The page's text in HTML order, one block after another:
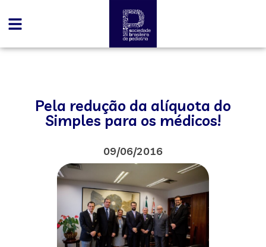
Pela redução da alíquota do
Simples para os médicos!
09/06/2016